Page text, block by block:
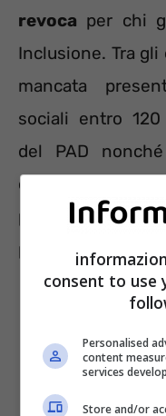
revoca per chi
Inclusione. Tra
mancata
sociali entro
del PAD
convocazioni
per il lavoro.
plausibile il
consent to use
Personalised
content
services
Store and/or